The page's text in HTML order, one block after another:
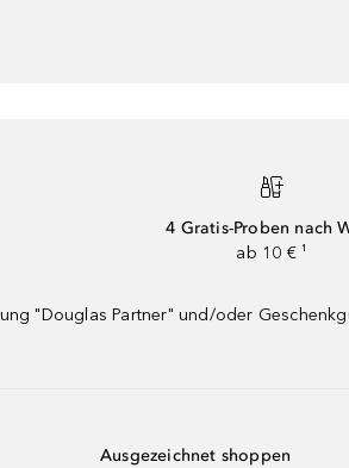
4 Gratis-Proben nach
ab 10 € ¹
"Douglas Partner" und/oder
Ausgezeichnet shoppen